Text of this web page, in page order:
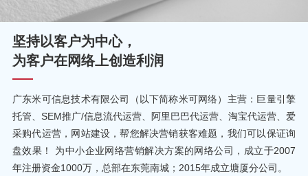
坚持以客户为中心，
为客户在网络上创造利润
广东米可信息技术有限公司（以下简称米可网络）主营：巨量引擎
托管、SEM推广/信息流代运营、阿里巴巴代运营、淘宝代运营、爱
采购代运营，网站建设，帮您解决营销获客难题，我们可以保证询
盘效果！ 为中小企业网络营销解决方案的网络公司，成立于2007
年注册资金1000万，总部在东莞南城；2015年成立塘厦分公司。